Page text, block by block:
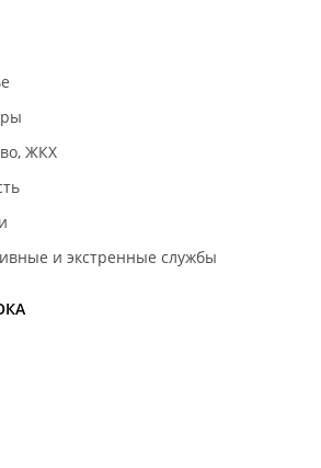
ЖКХ
и экстренные службы